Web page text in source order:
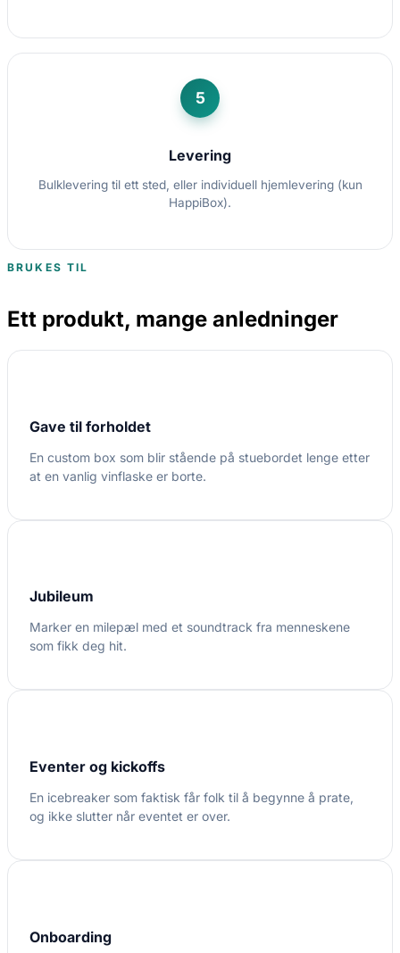
5
Levering
Bulklevering til ett sted, eller individuell hjemlevering (kun
HappiBox).
BRUKES TIL
Ett produkt, mange anledninger
Gave til forholdet
En custom box som blir stående på stuebordet lenge etter
at en vanlig vinflaske er borte.
Jubileum
Marker en milepæl med et soundtrack fra menneskene
som fikk deg hit.
Eventer og kickoffs
En icebreaker som faktisk får folk til å begynne å prate,
og ikke slutter når eventet er over.
Onboarding